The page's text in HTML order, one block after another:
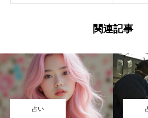
関連記事
占い